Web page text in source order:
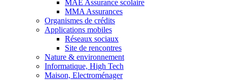
MAE Assurance scolaire
MMA Assurances
Organismes de crédits
Applications mobiles
Réseaux sociaux
Site de rencontres
Nature & environnement
Informatique, High Tech
Maison, Electroménager